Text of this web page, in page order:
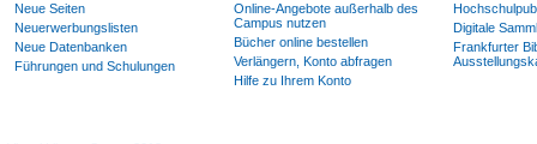
Neue Seiten
Neuerwerbungslisten
Neue Datenbanken
Führungen und Schulungen
Online-Angebote außerhalb des
Campus nutzen
Bücher online bestellen
Verlängern, Konto abfragen
Hilfe zu Ihrem Konto
Digitale
Frankfurter